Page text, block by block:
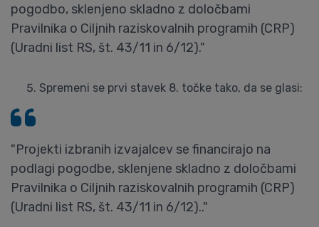
pogodbo, sklenjeno skladno z določbami
Pravilnika o Ciljnih raziskovalnih programih (CRP)
(Uradni list RS, št. 43/11 in 6/12)."
Spremeni se prvi stavek 8. točke tako, da se glasi:
"Projekti izbranih izvajalcev se financirajo na
podlagi pogodbe, sklenjene skladno z določbami
Pravilnika o Ciljnih raziskovalnih programih (CRP)
(Uradni list RS, št. 43/11 in 6/12).."